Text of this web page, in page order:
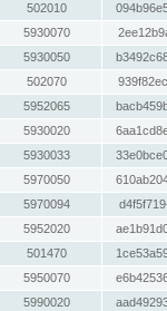
502010
5930070
5930050
502070
5952065
5930020
5930033
5970050
5970094
5952020
501470
5950070
5990020